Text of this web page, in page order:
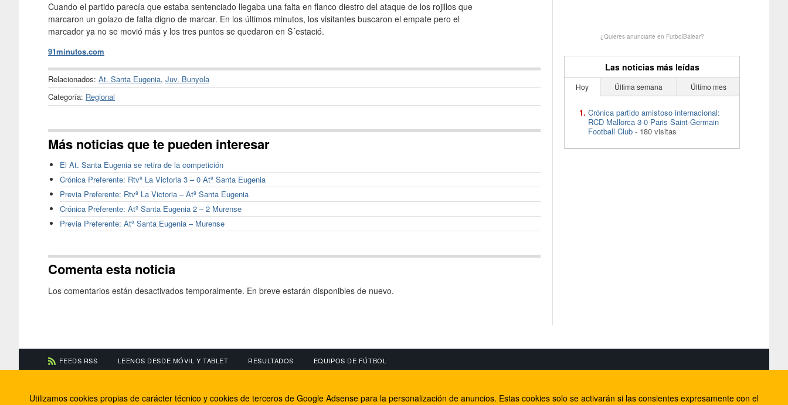
Cuando el partido parecía que estaba sentenciado llegaba una falta en flanco diestro del ataque de los rojillos que
marcaron un golazo de falta digno de marcar. En los últimos minutos, los visitantes buscaron el empate pero el
marcador ya no se movió más y los tres puntos se quedaron en S´estació.
91minutos.com
Relacionados: At. Santa Eugenia, Juv. Bunyola
Categoría: Regional
Más noticias que te pueden interesar
El At. Santa Eugenia se retira de la competición
Crónica Preferente: Rtvº La Victoria 3 – 0 Atº Santa Eugenia
Previa Preferente: Rtvº La Victoria – Atº Santa Eugenia
Crónica Preferente: Atº Santa Eugenia 2 – 2 Murense
Previa Preferente: Atº Santa Eugenia – Murense
Comenta esta noticia
Los comentarios están desactivados temporalmente. En breve estarán disponibles de nuevo.
¿Quieres anunciarte en FutbolBalear?
Las noticias más leídas
Hoy Última semana Último mes
Crónica partido amistoso internacional:
RCD Mallorca 3-0 Paris Saint-Germain
Football Club - 180 visitas
FEEDS RSS LEENOS DESDE MÓVIL Y TABLET RESULTADOS EQUIPOS DE FÚTBOL
Información de contacto
El equipo de FútbolBalear
Facebook
Internet Rural Mallorca
Utilizamos cookies propias de carácter técnico y cookies de terceros de Google Adsense para la personalización de anuncios. Estas cookies solo se activarán si las consientes expresamente con el